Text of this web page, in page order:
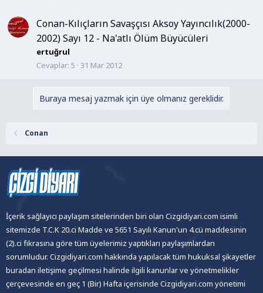
Conan-Kılıçların Savaşçısı Aksoy Yayıncılık(2000-
2002) Sayı 12 - Na'atlı Ölüm Büyücüleri
ertuğrul
Cevaplar 5 31 Mar 2012
Buraya mesaj yazmak için üye olmanız gereklidir.
Conan
İçerik sağlayıcı paylaşım sitelerinden biri olan Cizgidiyari.com isimli
sitemizde T.C.K 20.ci Madde ve 5651 Sayılı Kanun'un 4.cü maddesinin
(2).ci fıkrasına göre tüm üyelerimiz yaptıkları paylaşımlardan
sorumludur. Cizgidiyari.com hakkında yapılacak tüm hukuksal şikayetler
buradan iletişime geçilmesi halinde ilgili kanunlar ve yönetmelikler
çerçevesinde en geç 1 (Bir) Hafta içerisinde Cizgidiyari.com yönetimi